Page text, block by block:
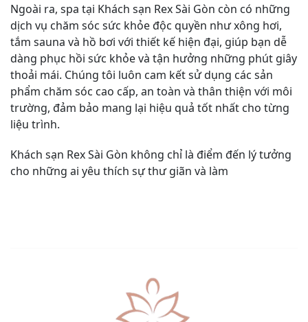
Ngoài ra, spa tại Khách sạn Rex Sài Gòn còn có những
dịch vụ chăm sóc sức khỏe độc quyền như xông hơi,
tắm sauna và hồ bơi với thiết kế hiện đại, giúp bạn dễ
dàng phục hồi sức khỏe và tận hưởng những phút giây
thoải mái. Chúng tôi luôn cam kết sử dụng các sản
phẩm chăm sóc cao cấp, an toàn và thân thiện với môi
trường, đảm bảo mang lại hiệu quả tốt nhất cho từng
liệu trình.
Khách sạn Rex Sài Gòn không chỉ là điểm đến lý tưởng
cho những ai yêu thích sự thư giãn và làm